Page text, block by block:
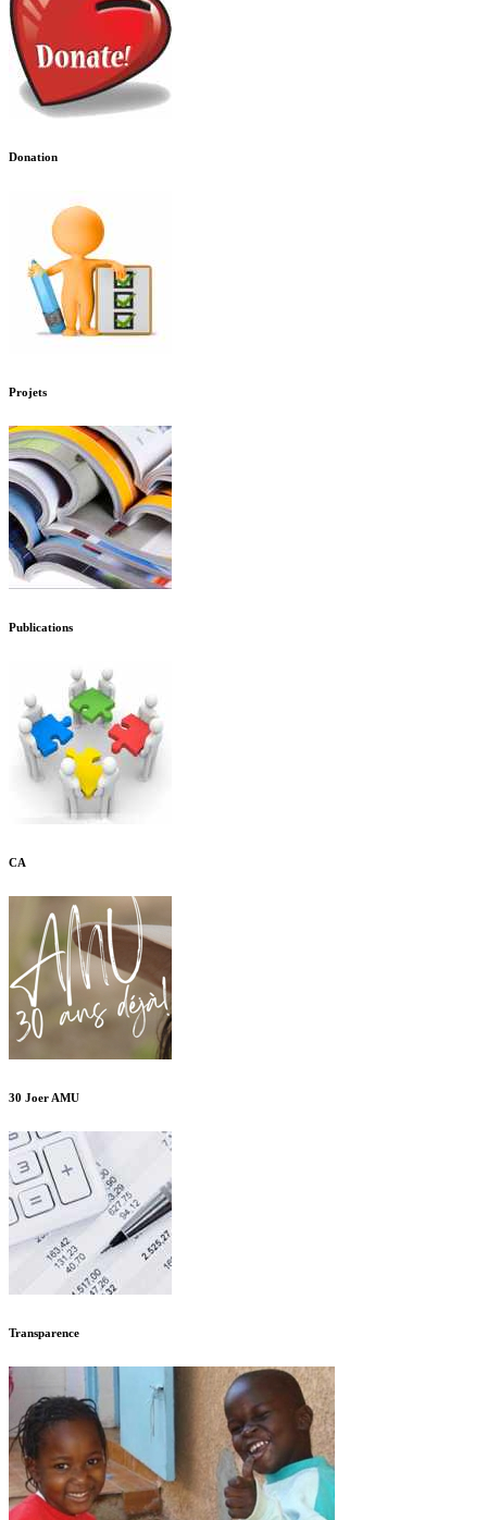
Donation
Projets
Publications
CA
30 Joer AMU
Transparence